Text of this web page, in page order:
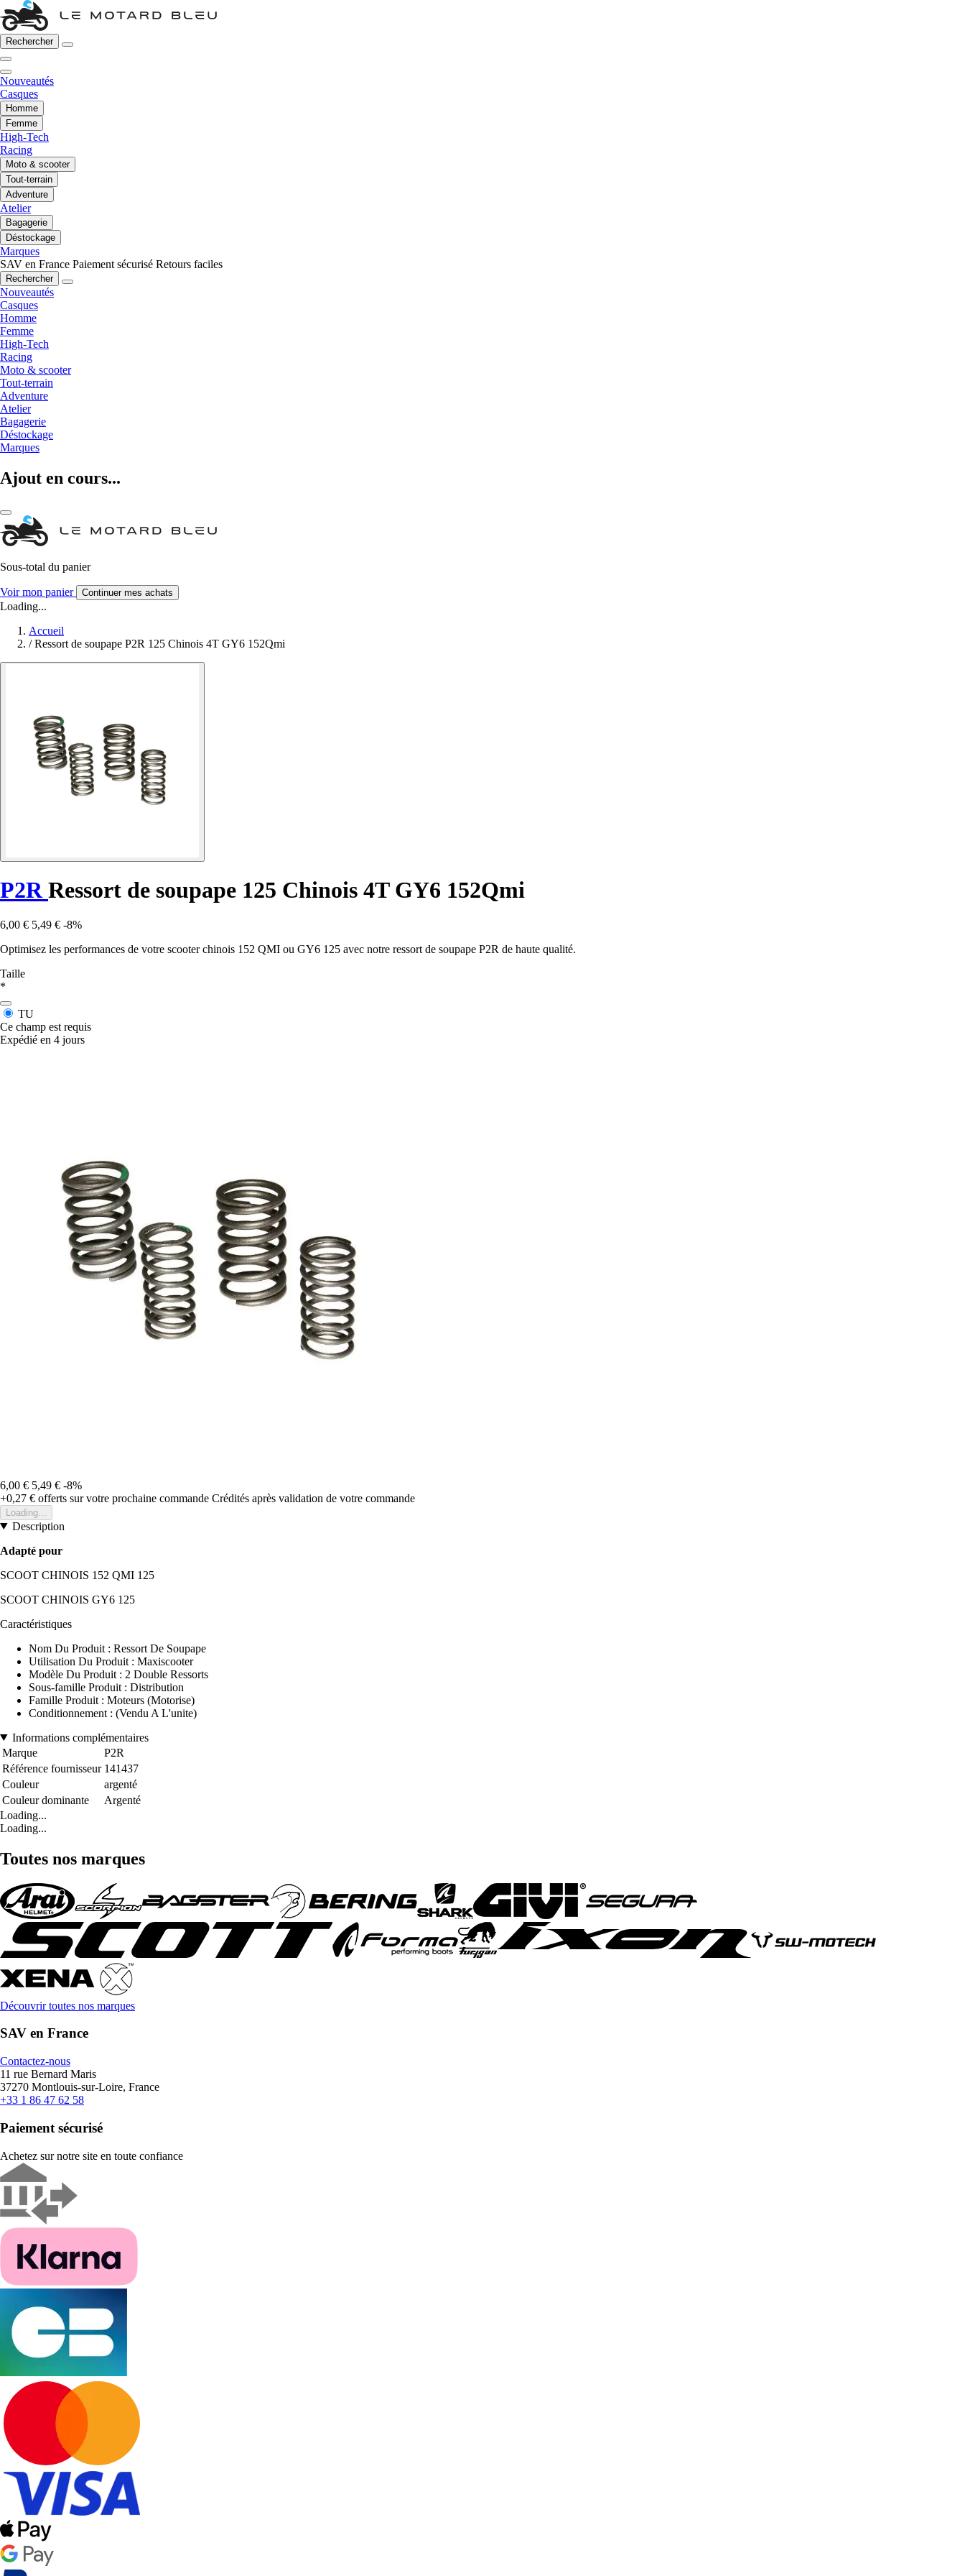
Rechercher
Nouveautés
Casques
Homme
Femme
High-Tech
Racing
Moto & scooter
Tout-terrain
Adventure
Atelier
Bagagerie
Déstockage
Marques
SAV en France Paiement sécurisé Retours faciles
Rechercher
Nouveautés
Casques
Homme
Femme
High-Tech
Racing
Moto & scooter
Tout-terrain
Adventure
Atelier
Bagagerie
Déstockage
Marques
Ajout en cours...
Sous-total du panier
Voir mon panier Continuer mes achats
Loading...
Accueil
/ Ressort de soupape P2R 125 Chinois 4T GY6 152Qmi
P2R Ressort de soupape 125 Chinois 4T GY6 152Qmi
6,00 € 5,49 € -8%
Optimisez les performances de votre scooter chinois 152 QMI ou GY6 125 avec notre ressort de soupape P2R de haute qualité.
Taille
*
TU
Ce champ est requis
Expédié en 4 jours
6,00 € 5,49 € -8%
+0,27 € offerts sur votre prochaine commande Crédités après validation de votre commande
Loading...
Description
Adapté pour
SCOOT CHINOIS 152 QMI 125
SCOOT CHINOIS GY6 125
Caractéristiques
Nom Du Produit : Ressort De Soupape
Utilisation Du Produit : Maxiscooter
Modèle Du Produit : 2 Double Ressorts
Sous-famille Produit : Distribution
Famille Produit : Moteurs (Motorise)
Conditionnement : (Vendu A L'unite)
Informations complémentaires
Marque
P2R
Référence fournisseur 141437
Couleur
argenté
Couleur dominante
Argenté
Loading...
Loading...
Toutes nos marques
Découvrir toutes nos marques
SAV en France
Contactez-nous
11 rue Bernard Maris
37270 Montlouis-sur-Loire, France
+33 1 86 47 62 58
Paiement sécurisé
Achetez sur notre site en toute confiance